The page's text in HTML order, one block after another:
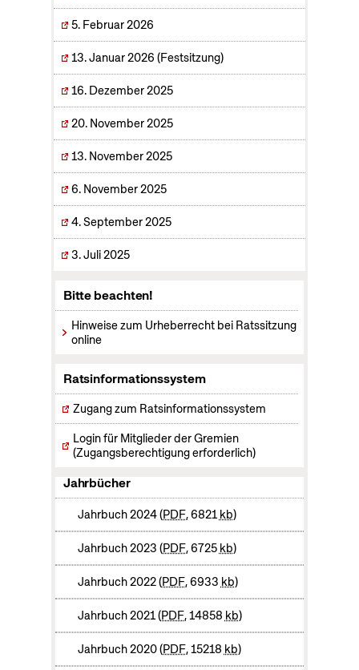
5. Februar 2026
13. Januar 2026 (Festsitzung)
16. Dezember 2025
20. November 2025
13. November 2025
6. November 2025
4. September 2025
3. Juli 2025
Bitte beachten!
Hinweise zum Urheberrecht bei Ratssitzung
online
Ratsinformationssystem
Zugang zum Ratsinformationssystem
Login für Mitglieder der Gremien
(Zugangsberechtigung erforderlich)
Jahrbücher
Jahrbuch 2024 PDF, 6821 kb
Jahrbuch 2023 PDF, 6725 kb
Jahrbuch 2022 PDF, 6933 kb
Jahrbuch 2021 PDF, 14858 kb
Jahrbuch 2020 PDF, 15218 kb